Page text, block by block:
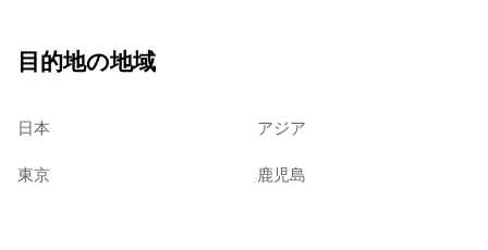
目的地の地域
日本 アジア
東京 鹿児島